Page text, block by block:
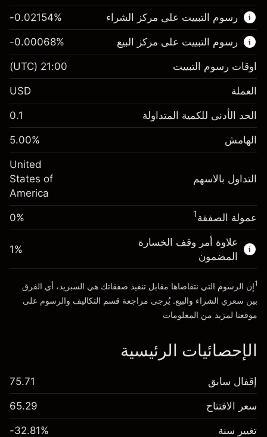
هذا السوق المالي متاح للتداول من خلال عقود
الفروقات.
اعرف المزيد عن:
عقود الفروقات
رسوم التبييت على مركز الشراء
الهامش. استثمارك $1,000.00
-0.02154
%
(-$4.31)
المال من الرافعة المالية ~
الذهاب إلى المنصة
-0.02154%
رسوم التبييت على مركز البيع
الهامش. استثمارك $1,000.00
-0.000682
%
(-$0.14)
المال من الرافعة المالية ~$19,000.00
الذهاب إلى المنصة
-0.00068%
اوقات رسوم التبييت 21:00
(UTC)
العملة USD
الحد الأدنى للكمية المتداولة 0.1
الهامش 5.00%
التداول بالاسهم
United
States of
America
عمولة الصفقة1
0%
علاوة أمر وقف الخسارة
المضمون
1%
1إن الرسوم التي نتقاضاها مقابل تنفيذ صفقاتك هي السبريد، أي الفرق
بين سعري الشراء والبيع. يُرجى مراجعة قسم التكاليف والرسوم على
موقعنا لمزيد من المعلومات
الإحصائيات الرئيسية
إقفال سابق 75.71
سعر الافتتاح 65.29
تغيير سنة -32.81%